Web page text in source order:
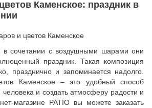
Каменское: праздник в
в сочетании с воздушными шарами они
праздник. Такая композиция
празднично и запоминается надолго.
Каменское – это удобный способ
человека и создать атмосферу радости и
магазине PATIO вы можете заказать